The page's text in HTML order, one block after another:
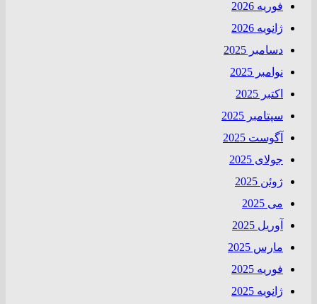
فوریه 2026
ژانویه 2026
دسامبر 2025
نوامبر 2025
اکتبر 2025
سپتامبر 2025
آگوست 2025
جولای 2025
ژوئن 2025
می 2025
آوریل 2025
مارس 2025
فوریه 2025
ژانویه 2025